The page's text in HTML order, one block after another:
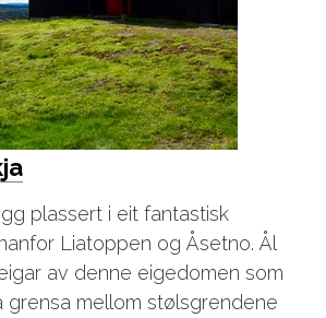
plassert i eit fantastisk
Liatoppen og Åsetno. Ål
av denne eigedomen som
grensa mellom stølsgrendene